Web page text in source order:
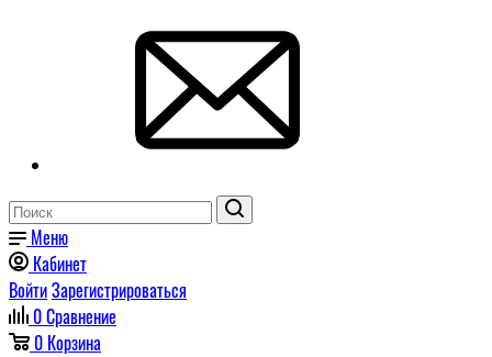
Меню
Кабинет
ВойтиЗарегистрироваться
0Сравнение
0 Корзина